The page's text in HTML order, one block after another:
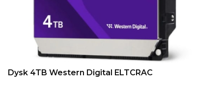
Dysk 4TB Western Digital ELTCRAC